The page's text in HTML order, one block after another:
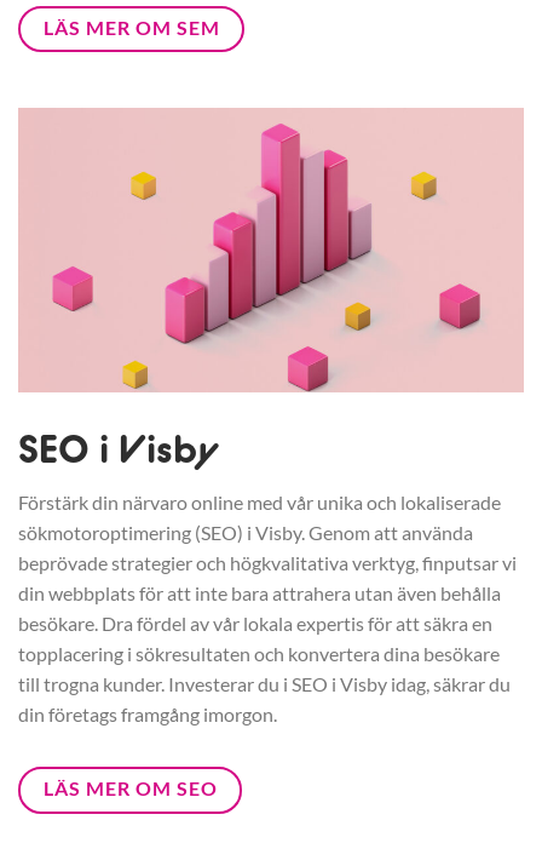
LÄS MER OM SEM
SEO i Visby
Förstärk din närvaro online med vår unika och lokaliserade
sökmotoroptimering (SEO) i Visby. Genom att använda
beprövade strategier och högkvalitativa verktyg, finputsar vi
din webbplats för att inte bara attrahera utan även behålla
besökare. Dra fördel av vår lokala expertis för att säkra en
topplacering i sökresultaten och konvertera dina besökare
till trogna kunder. Investerar du i SEO i Visby idag, säkrar du
din företags framgång imorgon.
LÄS MER OM SEO